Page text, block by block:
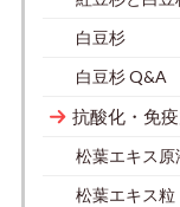
白豆杉
白豆杉 Q&A
抗酸化・免
松葉エキス原
松葉エキス粒